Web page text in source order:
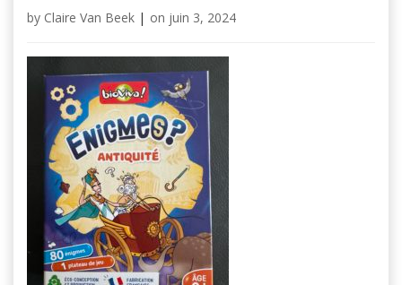
by Claire Van Beek | on juin 3, 2024